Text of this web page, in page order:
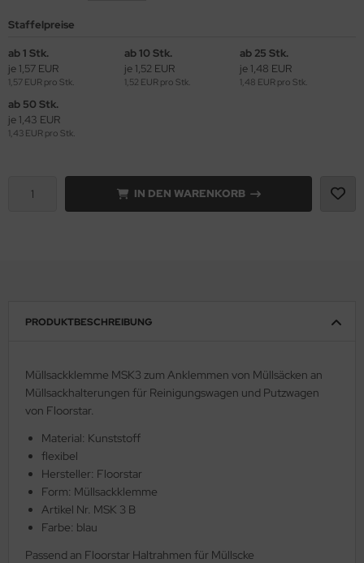
Staffelpreise
ab 1 Stk.
je 1,57 EUR
1,57 EUR pro Stk.
ab 10 Stk.
je 1,52 EUR
1,52 EUR pro Stk.
ab 25 Stk.
je 1,48 EUR
1,48 EUR pro Stk.
ab 50 Stk.
je 1,43 EUR
1,43 EUR pro Stk.
IN DEN WARENKORB
PRODUKTBESCHREIBUNG
Müllsackklemme MSK3 zum Anklemmen von Müllsäcken an
Müllsackhalterungen für Reinigungswagen und Putzwagen
von Floorstar.
Material: Kunststoff
flexibel
Hersteller: Floorstar
Form: Müllsackklemme
Artikel Nr. MSK 3 B
Farbe: blau
Passend an Floorstar Haltrahmen für Müllscke